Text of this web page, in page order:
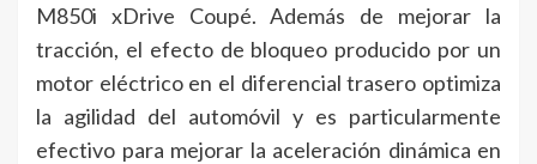
M850i xDrive Coupé. Además de mejorar la
tracción, el efecto de bloqueo producido por un
motor eléctrico en el diferencial trasero optimiza
la agilidad del automóvil y es particularmente
efectivo para mejorar la aceleración dinámica en